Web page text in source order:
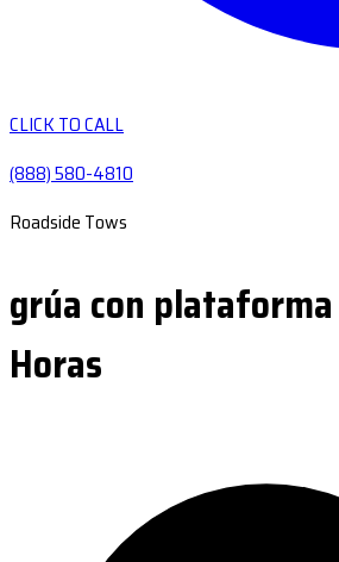
CLICK TO CALL
(888) 580-4810
Roadside Tows
grúa con
Horas